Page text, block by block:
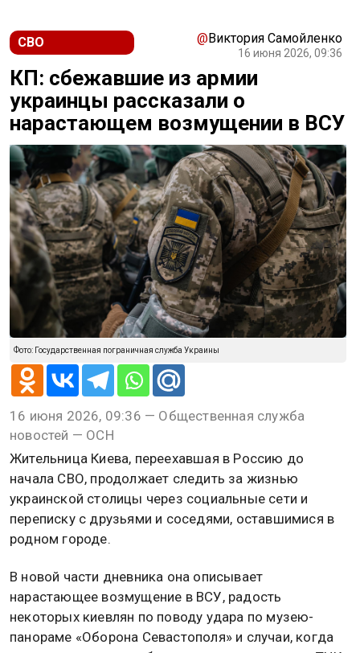
СВО @Виктория Самойленко
16 июня 2026, 09:36
КП: сбежавшие из армии
украинцы рассказали о
нарастающем возмущении в ВСУ
Фото: Государственная пограничная служба Украины
16 июня 2026, 09:36 — Общественная служба
новостей — ОСН
Жительница Киева, переехавшая в Россию до
начала СВО, продолжает следить за жизнью
украинской столицы через социальные сети и
переписку с друзьями и соседями, оставшимися в
родном городе.
В новой части дневника она описывает
нарастающее возмущение в ВСУ, радость
некоторых киевлян по поводу удара по музею-
панораме «Оборона Севастополя» и случаи, когда